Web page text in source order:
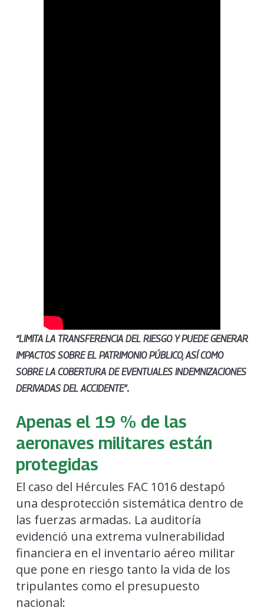
“LIMITA LA TRANSFERENCIA DEL RIESGO Y PUEDE GENERAR
IMPACTOS SOBRE EL PATRIMONIO PÚBLICO, ASÍ COMO
SOBRE LA COBERTURA DE EVENTUALES INDEMNIZACIONES
DERIVADAS DEL ACCIDENTE”.
Apenas el 19 % de las
aeronaves militares están
protegidas
El caso del Hércules FAC 1016 destapó
una desprotección sistemática dentro de
las fuerzas armadas. La auditoría
evidenció una extrema vulnerabilidad
financiera en el inventario aéreo militar
que pone en riesgo tanto la vida de los
tripulantes como el presupuesto
nacional: